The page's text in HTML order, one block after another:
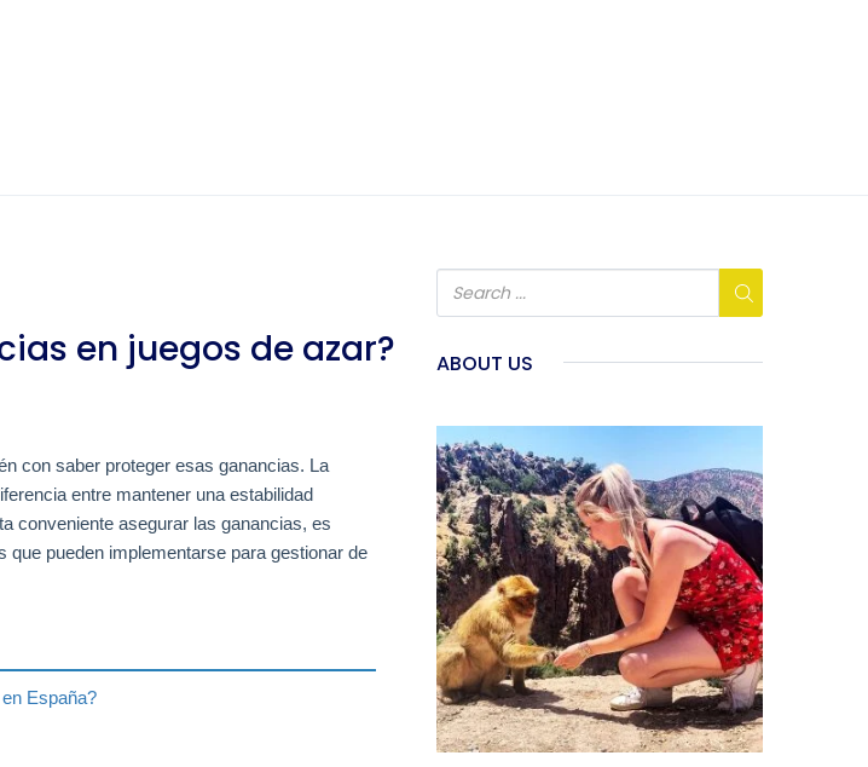
en juegos de azar?
con saber proteger esas ganancias. La
entre mantener una estabilidad
conveniente asegurar las ganancias, es
pueden implementarse para gestionar de
España?
ABOUT US